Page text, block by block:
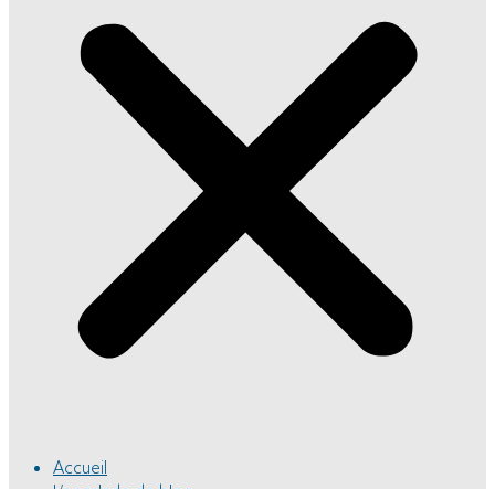
Accueil